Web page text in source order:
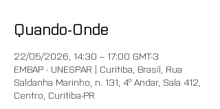
Quando-Onde
22/05/2026, 14:30 – 17:00 GMT-3
EMBAP - UNESPAR | Curitiba, Brasil, Rua
Saldanha Marinho, n. 131, 4º Andar, Sala 412,
Centro, Curitiba-PR